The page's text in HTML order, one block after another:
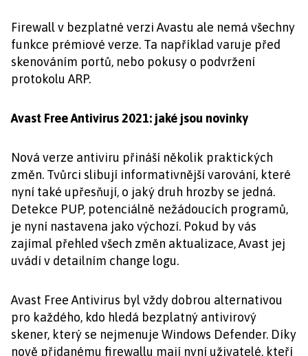
Firewall v bezplatné verzi Avastu ale nemá všechny
funkce prémiové verze. Ta například varuje před
skenováním portů, nebo pokusy o podvržení
protokolu ARP.
Avast Free Antivirus 2021: jaké jsou novinky
Nová verze antiviru přináší několik praktických
změn. Tvůrci slibují informativnější varování, které
nyní také upřesňují, o jaký druh hrozby se jedná.
Detekce PUP, potenciálně nežádoucích programů,
je nyní nastavena jako výchozí. Pokud by vás
zajímal přehled všech změn aktualizace, Avast jej
uvádí v detailním change logu.
Avast Free Antivirus byl vždy dobrou alternativou
pro každého, kdo hledá bezplatný antivirový
skener, který se nejmenuje Windows Defender. Díky
nově přidanému firewallu mají nyní uživatelé, kteří